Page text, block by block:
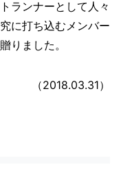
ランナーとして人々
に打ち込むメンバー
りました。
（2018.03.31）